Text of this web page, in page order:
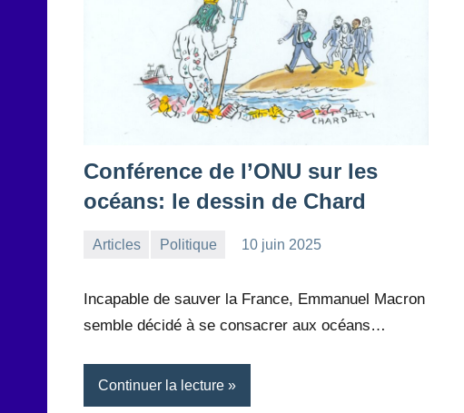
Conférence de l’ONU sur les
océans: le dessin de Chard
Articles Politique
10 juin 2025
Incapable de sauver la France, Emmanuel Macron
semble décidé à se consacrer aux océans…
Continuer la lecture